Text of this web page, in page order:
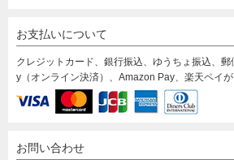
お支払いについて
クレジットカード、銀行振込、ゆうちょ振込、
y（オンライン決済）、Amazon Pay、楽天ペイが
お問い合わせ